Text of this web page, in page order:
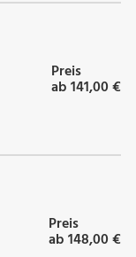
Preis
ab 141,00 €
Preis
ab 148,00 €